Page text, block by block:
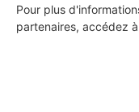
Pour plus
partenaires, accédez